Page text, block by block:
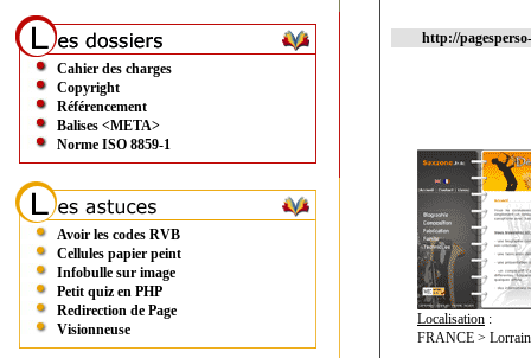
Cahier des charges
Copyright
Référencement
Balises <META>
Norme ISO 8859-1
Avoir les codes RVB
Cellules papier peint
Infobulle sur image
Petit quiz en PHP
Redirection de Page
Visionneuse
http://
Localisation :
FRANCE >